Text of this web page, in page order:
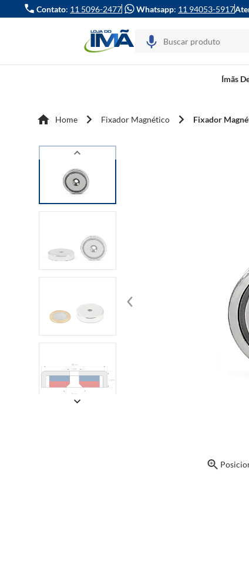
Contato: 11 5096-2477 Whatsapp: 11 94053-5917
Ímãs
Home Fixador Magnético Fixador